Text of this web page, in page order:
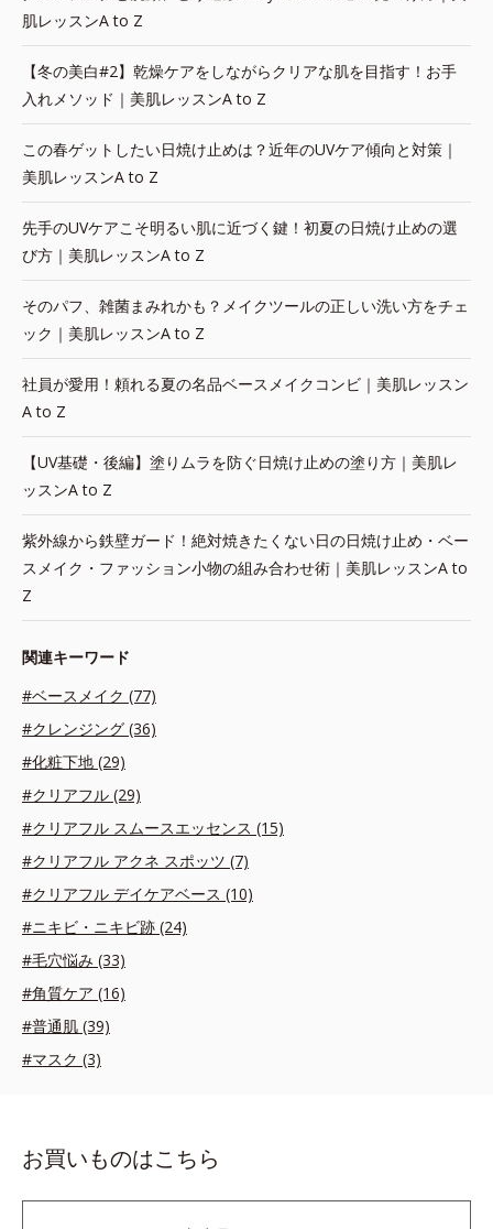
肌レッスンA to Z
【冬の美白#2】乾燥ケアをしながらクリアな肌を目指す！お手
入れメソッド｜美肌レッスンA to Z
この春ゲットしたい日焼け止めは？近年のUVケア傾向と対策｜
美肌レッスンA to Z
先手のUVケアこそ明るい肌に近づく鍵！初夏の日焼け止めの選
び方｜美肌レッスンA to Z
そのパフ、雑菌まみれかも？メイクツールの正しい洗い方をチェ
ック｜美肌レッスンA to Z
社員が愛用！頼れる夏の名品ベースメイクコンビ｜美肌レッスン
A to Z
【UV基礎・後編】塗りムラを防ぐ日焼け止めの塗り方｜美肌レ
ッスンA to Z
紫外線から鉄壁ガード！絶対焼きたくない日の日焼け止め・ベー
スメイク・ファッション小物の組み合わせ術｜美肌レッスンA to
Z
関連キーワード
#ベースメイク (77)
#クレンジング (36)
#化粧下地 (29)
#クリアフル (29)
#クリアフル スムースエッセンス (15)
#クリアフル アクネ スポッツ (7)
#クリアフル デイケアベース (10)
#ニキビ・ニキビ跡 (24)
#毛穴悩み (33)
#角質ケア (16)
#普通肌 (39)
#マスク (3)
お買いものはこちら